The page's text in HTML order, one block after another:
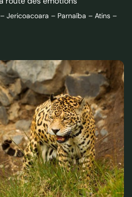
Jericoacoara – Parnaíba – Atins –